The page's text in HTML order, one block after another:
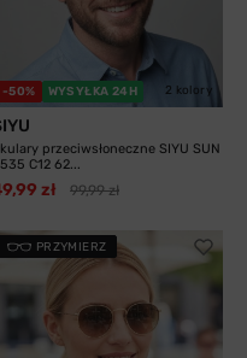
-50% WYSYŁKA 24H 2 kolory
przeciwsłoneczne SIYU SUN
C12 62...
zł 99,99 zł
PRZYMIERZ